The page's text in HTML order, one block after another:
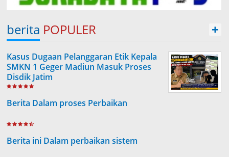
berita POPULER +
Kasus Dugaan Pelanggaran Etik Kepala
SMKN 1 Geger Madiun Masuk Proses
Disdik Jatim
Berita Dalam proses Perbaikan
Berita ini Dalam perbaikan sistem